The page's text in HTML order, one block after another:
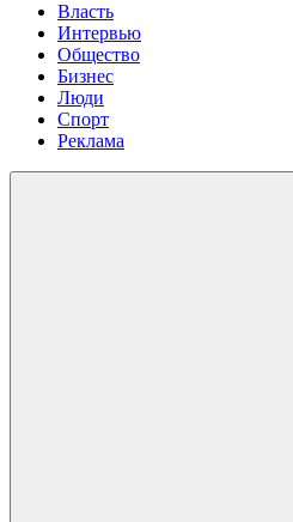
Власть
Интервью
Общество
Бизнес
Люди
Спорт
Реклама